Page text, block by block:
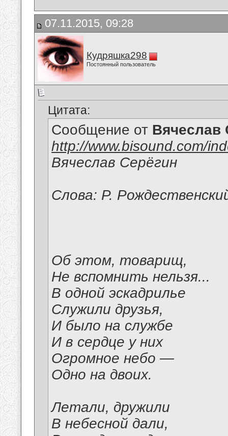
07.11.2015, 09:28
Кудряшка298
Постоянный пользователь
Цитата:
Сообщение от Вячеслав
http://www.bisound.com/
Вячеслав Серёгин
Слова: Р.
Об этом, товарищ,
Не вспомнить нельзя...
В одной эскадрилье
Служили друзья,
И было на службе
И в сердце у них
Огромное небо —
Одно на двоих.
Летали, дружили
В небесной дали,